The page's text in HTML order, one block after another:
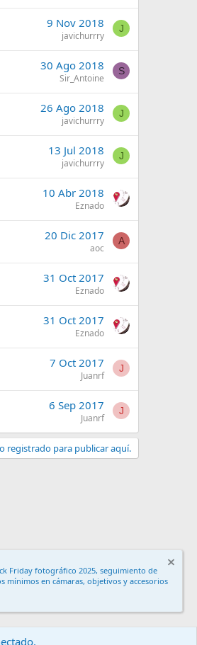
9 Nov 2018
javichurrry
J
30 Ago 2018
Sir_Antoine
S
26 Ago 2018
javichurrry
J
13 Jul 2018
javichurrry
J
10 Abr 2018
Eznado
20 Dic 2017
aoc
A
31 Oct 2017
Eznado
31 Oct 2017
Eznado
7 Oct 2017
Juanrf
J
6 Sep 2017
Juanrf
J
registrado para publicar aquí.
Friday fotográfico 2025, seguimiento de
mínimos en cámaras, objetivos y accesorios